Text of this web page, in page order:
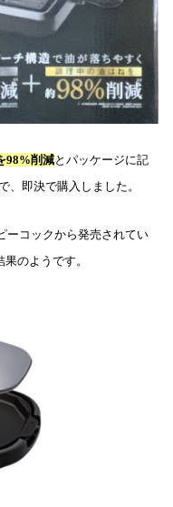
98%削減とパッケージに記
、即決で購入しました。
ーコックから発売されてい
のようです。